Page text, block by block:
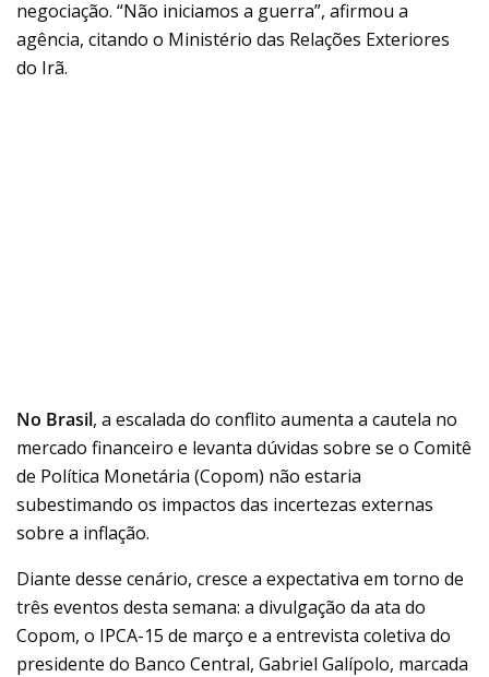
negociação. “Não iniciamos a guerra”, afirmou a
agência, citando o Ministério das Relações Exteriores
do Irã.
No Brasil, a escalada do conflito aumenta a cautela no
mercado financeiro e levanta dúvidas sobre se o Comitê
de Política Monetária (Copom) não estaria
subestimando os impactos das incertezas externas
sobre a inflação.
Diante desse cenário, cresce a expectativa em torno de
três eventos desta semana: a divulgação da ata do
Copom, o IPCA-15 de março e a entrevista coletiva do
presidente do Banco Central, Gabriel Galípolo, marcada